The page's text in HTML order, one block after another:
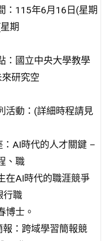
：115年6月16日(星期
期
：國立中央大學教學
研究空
活動：(詳細時程請見
AI時代的人才關鍵 –
、職
在AI時代的職涯競爭
行職
博士。
：跨域學習簡報競